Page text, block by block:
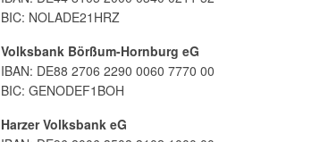
BIC: NOLADE21HRZ
Volksbank Börßum-Hornburg eG
IBAN: DE88 2706 2290 0060 7770 00
BIC: GENODEF1BOH
Harzer Volksbank eG